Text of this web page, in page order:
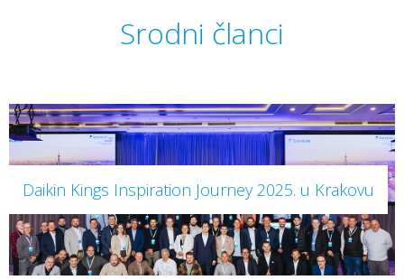
Srodni članci
Daikin Kings Inspiration Journey 2025. u Krakovu